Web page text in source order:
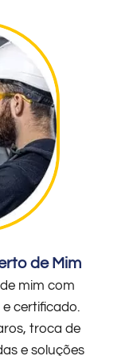
de Mim
mim com
certificado.
troca de
e soluções